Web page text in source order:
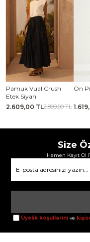
Pamuk Vual Crush
Etek Siyah
2.609,00 TL2.899,00 TL
Ön
Size
Hemen Kayıt Ol
Üyelik koşullarını ve